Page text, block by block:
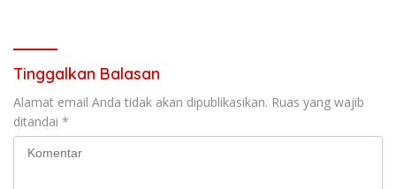
Tinggalkan Balasan
Alamat email Anda tidak akan dipublikasikan. Ruas yang wajib
ditandai *